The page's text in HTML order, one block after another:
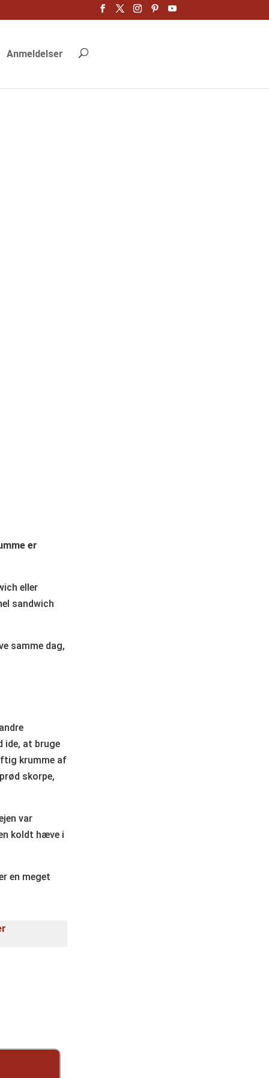
Anmeldelser
er
eller
sandwich
samme dag,
ide, at bruge
krumme af
skorpe,
var
koldt hæve i
en meget